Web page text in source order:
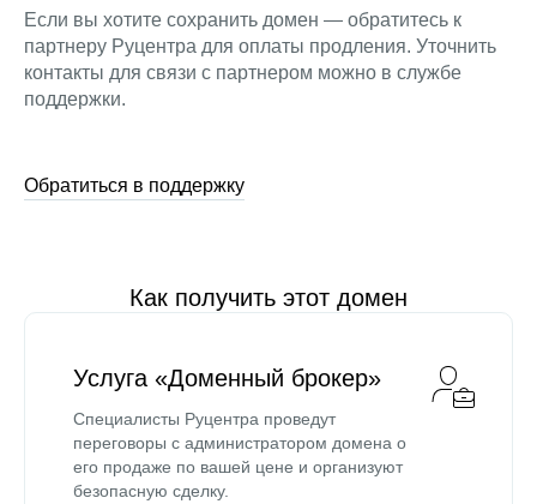
Если вы хотите сохранить домен — обратитесь к
партнеру Руцентра для оплаты продления. Уточнить
контакты для связи с партнером можно в службе
поддержки.
Обратиться в поддержку
Как получить этот домен
Услуга «Доменный брокер»
Специалисты Руцентра проведут
переговоры с администратором домена о
его продаже по вашей цене и организуют
безопасную сделку.